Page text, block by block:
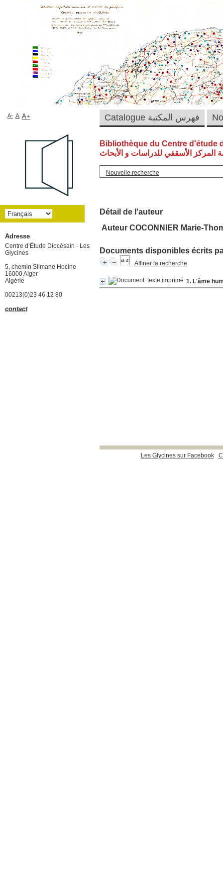
Bibliothèque du Centre d'étude
المركز الأسقفي للدراسات و الأبحاث
Nouvelle recherche
Détail de l'auteur
Auteur COCONNIER Marie-
Documents disponibles écrits
Affiner la recherche
1. L'âme
Les Glycines sur Facebook
Catalogue فهرس المكتبة A- A A+
Adresse
Centre d’Étude Diocésain - Les
Glycines
5, chemin Slimane Hocine
16000 Alger
Algérie
00213(0)23 46 12 80
contact